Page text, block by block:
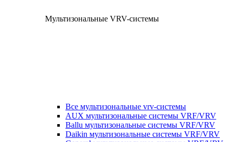
Мультизональные VRV-системы
Все мультизональные vrv-системы
AUX мультизональные системы VRF/VRV
Ballu мультизональные системы VRF/VRV
Daikin мультизональные системы VRF/VRV